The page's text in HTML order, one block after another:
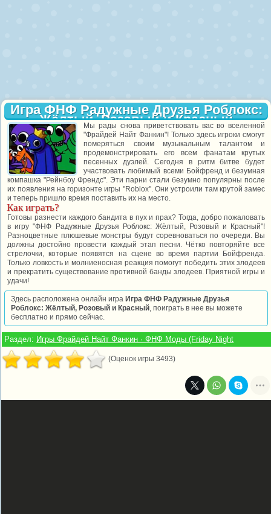
Игра ФНФ Радужные Друзья Роблокс:
Жёлтый, Розовый и Красный
Мы рады снова приветствовать вас во вселенной
"Фрайдей Найт Фанкин"! Только здесь игроки смогут
померяться своим музыкальным талантом и
продемонстрировать его всем фанатам крутых
песенных дуэлей. Сегодня в ритм битве будет
участвовать любимый всеми Бойфренд и безумная
компашка "Рейнбоу Френдс". Эти парни стали безумно популярны после
их появления на горизонте игры "Roblox". Они устроили там крутой замес
и теперь пришло время поставить их на место.
Как играть?
Готовы разнести каждого бандита в пух и прах? Тогда, добро пожаловать
в игру "ФНФ Радужные Друзья Роблокс: Жёлтый, Розовый и Красный"!
Разноцветные плюшевые монстры будут соревноваться по очереди. Вы
должны достойно провести каждый этап песни. Чётко повторяйте все
стрелочки, которые появятся на сцене во время партии Бойфренда.
Только ловкость и молниеносная реакция помогут победить этих злодеев
и прекратить существование противной банды злодеев. Приятной игры и
удачи!
Здесь расположена онлайн игра Игра ФНФ Радужные Друзья
Роблокс: Жёлтый, Розовый и Красный, поиграть в нее вы можете
бесплатно и прямо сейчас.
Раздел: Игры Фрайдей Найт Фанкин · ФНФ Моды (Friday Night
(Оценок игры 3493)